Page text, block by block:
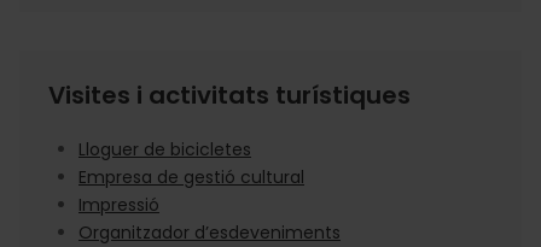
Visites i activitats turístiques
Lloguer de bicicletes
Empresa de gestió cultural
Impressió
Organitzador d’esdeveniments